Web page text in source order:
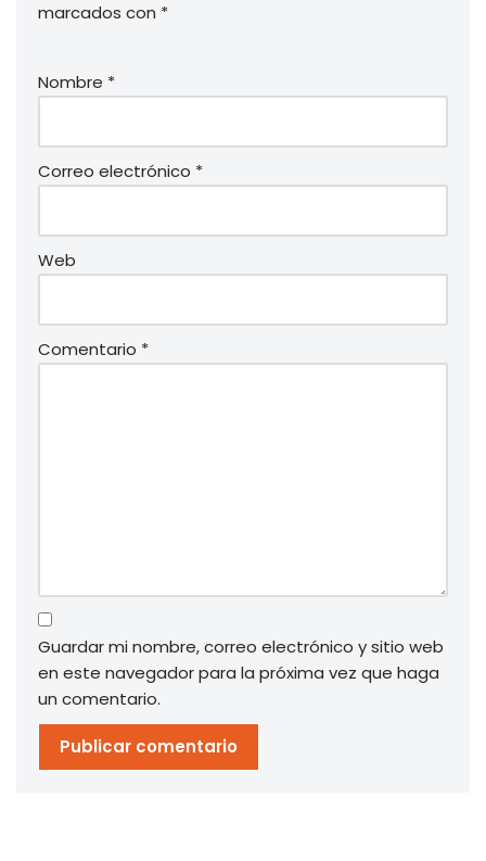
marcados con *
Nombre *
Correo electrónico *
Web
Comentario *
Guardar mi nombre, correo electrónico y sitio web
en este navegador para la próxima vez que haga
un comentario.